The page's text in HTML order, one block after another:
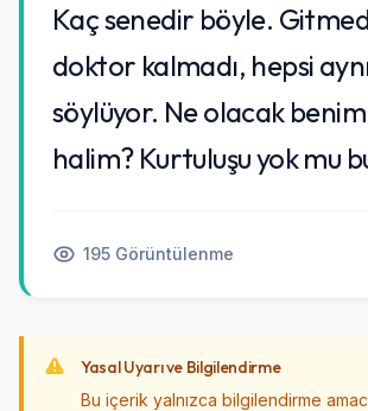
Kaç senedir böyle.
doktor kalmadı, hepsi
söylüyor. Ne olacak
halim? Kurtuluşu yok mu
195 Görüntülenme
Yasal Uyarı ve Bilgilendirme
Bu içerik yalnızca bilgilendirme